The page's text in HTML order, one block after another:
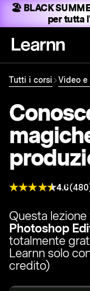
🏖️ BLACK
per tutta
Tutti i corsi Video e
4.6
Questa
Photoshop
totalmente
Learnn solo
credito)